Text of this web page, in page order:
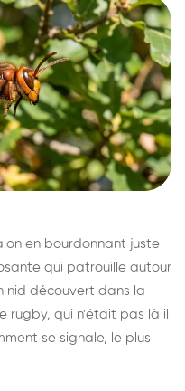
en bourdonnant juste
qui patrouille autour
nid découvert dans la
rugby, qui n'était pas là il
se signale, le plus